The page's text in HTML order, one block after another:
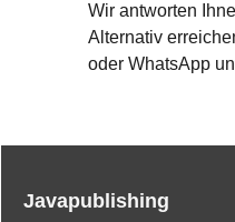
Wir antworten
Alternativ
oder WhatsApp
Javapublishing